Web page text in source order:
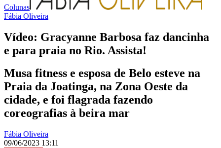
Colunas
Fábia Oliveira
Vídeo: Gracyanne Barbosa faz dancinha
e para praia no Rio. Assista!
Musa fitness e esposa de Belo esteve na
Praia da Joatinga, na Zona Oeste da
cidade, e foi flagrada fazendo
coreografias à beira mar
Fábia Oliveira
09/06/2023 13:11